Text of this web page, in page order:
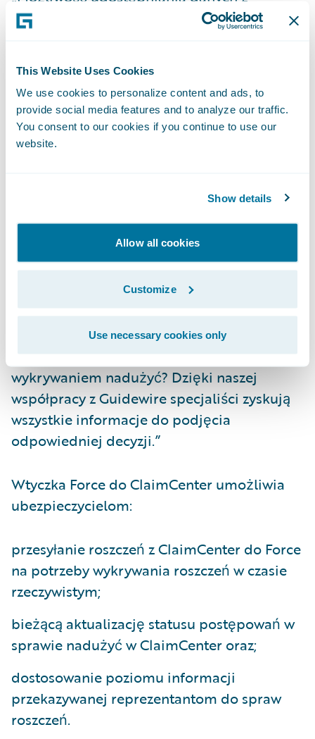
This Website Uses Cookies
We use cookies to personalize content and ads, to
provide social media features and to analyze our traffic.
You consent to our cookies if you continue to use our
website.
Show details
Allow all cookies
Customize
Use necessary cookies only
ClaimCenter do Force i na odwrót w czasie
Jeremy Jawish, prezes i współzałożyciel Shift
Technology. „Wiedza o tym, czy i w jakim
stopniu roszczenie jest podejrzane pozwala
specjalistom podejmować decyzje
powinien zostać przetworzony
bezpośrednio w momencie pierwszego
zgłoszenia szkody, czy też zespół ds. obsługi
roszczeń powinien przeprowadzić
standardową procedurę postępowania. A
może należy sprowadzić rzeczoznawcę, by
ocenił pewne zagadnienia albo skierować
roszczenie do zespołu zajmującego się
wykrywaniem nadużyć? Dzięki naszej
współpracy z Guidewire specjaliści zyskują
wszystkie informacje do podjęcia
odpowiedniej decyzji.”
Wtyczka Force do ClaimCenter umożliwia
ubezpieczycielom:
przesyłanie roszczeń z ClaimCenter do Force
na potrzeby wykrywania roszczeń w czasie
rzeczywistym;
bieżącą aktualizację statusu postępowań w
sprawie nadużyć w ClaimCenter oraz;
dostosowanie poziomu informacji
przekazywanej reprezentantom do spraw
roszczeń.